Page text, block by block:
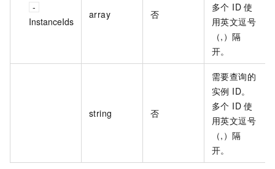
InstanceIds
array 否
多个 ID 使
用英文逗号
（,）隔
开。
string 否
需要查询的
实例 ID。
多个 ID 使
用英文逗号
（,）隔
开。